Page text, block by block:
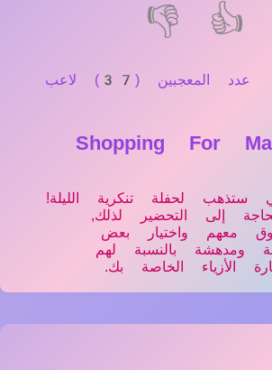
👍
👎
عدد المعجبين (37) لاعب
Shopping For
ستذهب لحفلة تنكرية الليلة!
إلى التحضير لذلك,
معهم واختيار بعض
ومدهشة بالنسبة لهم
الأزياء الخاصة بك.